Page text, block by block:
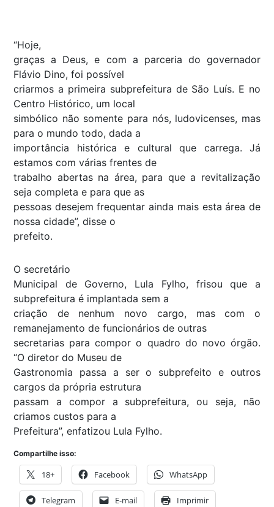
“Hoje,
graças a Deus, e com a parceria do governador
Flávio Dino, foi possível
criarmos a primeira subprefeitura de São Luís. E no
Centro Histórico, um local
simbólico não somente para nós, ludovicenses, mas
para o mundo todo, dada a
importância histórica e cultural que carrega. Já
estamos com várias frentes de
trabalho abertas na área, para que a revitalização
seja completa e para que as
pessoas desejem frequentar ainda mais esta área de
nossa cidade”, disse o
prefeito.
O secretário
Municipal de Governo, Lula Fylho, frisou que a
subprefeitura é implantada sem a
criação de nenhum novo cargo, mas com o
remanejamento de funcionários de outras
secretarias para compor o quadro do novo órgão.
“O diretor do Museu de
Gastronomia passa a ser o subprefeito e outros
cargos da própria estrutura
passam a compor a subprefeitura, ou seja, não
criamos custos para a
Prefeitura”, enfatizou Lula Fylho.
Compartilhe isso:
18+ Facebook WhatsApp
Telegram E-mail Imprimir